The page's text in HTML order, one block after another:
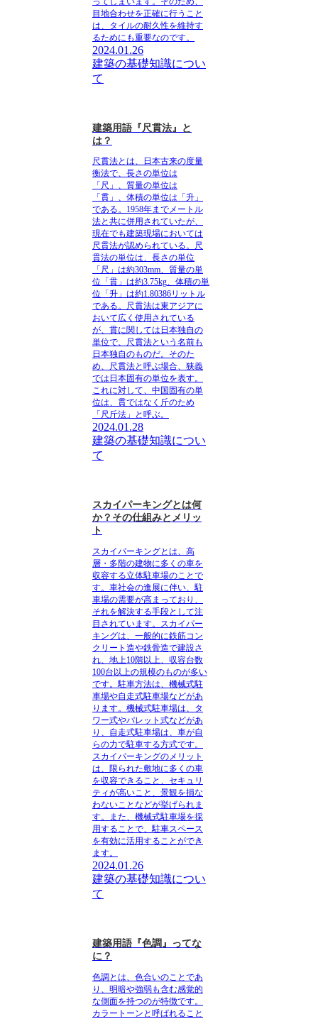
目地合わせを正確に行うこと
は、タイルの耐久性を維持す
るためにも重要なのです。
2024.01.26
建築の基礎知識につい
て
建築用語『尺貫法』と
は？
尺貫法とは、
日本古来の度量
衡法で、長さの単位は
「尺」、質量の単位は
「貫」、体積の単位は「升」
である。1958年までメートル
法と共に併用されていたが、
現在でも建築現場においては
尺貫法が認められている。尺
貫法の単位は、 長さの単位
「尺」は約303mm、 質量の単
位「貫」は約3.75kg、 体積の単
位「升」は約1.80386リットル
である。 尺貫法は東アジアに
おいて広く使用されている
が、貫に関しては日本独自の
単位で、尺貫法という名前も
日本独自のものだ。そのた
め、尺貫法と呼ぶ場合、狭義
では日本固有の単位を表す。
これに対して、中国固有の単
位は、貫ではなく斤のため
「尺斤法」と呼ぶ。
2024.01.28
建築の基礎知識につい
て
スカイパーキングとは何
か？その仕組みとメリッ
ト
スカイパーキングとは、高
層・多階の建物に多くの車を
収容する立体駐車場のことで
す。車社会の進展に伴い、駐
車場の需要が高まっており、
それを解決する手段として注
目されています。 スカイパー
キングは、一般的に鉄筋コン
クリート造や鉄骨造で建設さ
れ、地上10階以上、収容台数
100台以上の規模のものが多い
です。駐車方法は、機械式駐
車場や自走式駐車場などがあ
ります。機械式駐車場は、タ
ワー式やパレット式などがあ
り、自走式駐車場は、車が自
らの力で駐車する方式です。
スカイパーキングのメリット
は、限られた敷地に多くの車
を収容できること、セキュリ
ティが高いこと、景観を損な
わないことなどが挙げられま
す。また、機械式駐車場を採
用することで、駐車スペース
を有効に活用することができ
ます。
2024.01.26
建築の基礎知識につい
て
建築用語『色調』ってな
に？
色調とは、色合いのことであ
り、明暗や強弱も含む感覚的
な側面を持つのが特徴です。
カラートーンと呼ばれること